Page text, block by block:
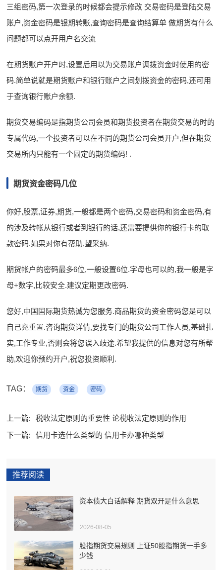
三组密码,第一次登录的时候都会提示修改 交易密码是登陆交易
账户,资金密码是银期转账,查询密码是查询结算单 做期货有什么
问题都可以点开用户名交流
在期货账户开户时,设置后用以为交易账户调拨资金时使用的密
码.简单说就是期货账户和银行账户之间划拨资金的密码,还可用
于查询银行账户余额.
期货交易编码是指期货公司会员和期货投资者在期货交易的时的
专属代码,一个投资者可以在不同的期货公司会员开户,但在期货
交易所内只能有一个固定的期货编码! .
期货资金密码几位
你好,股票,证券,期货,一般都是两个密码,交易密码和资金密码,有
的涉及转帐从银行或者到银行的话,还需要提供你的银行卡的取
款密码.如果对你有帮助,望采纳.
期货帐户的密码最多6位,一般设置6位.字母也可以的,我一般是字
母+数字,比较安全.建议定期更改密码.
您好,中国国际期货热诚为您服务.商品期货的资金密码您是可以
自己充重置.咨询期货详情,要找专门的期货公司工作人员,基础扎
实,工作专业,否则会将您误入歧途.希望我提供的信息对您有所帮
助,欢迎你预约开户,祝您投资顺利.
TAG： 期货 资金 密码
上一篇:
税收法定原则的重要性 论税收法定原则的作用
下一篇:
信用卡选什么类型的 信用卡办哪种类型
推荐阅读
资本债大白话解释 期货双开是什么意思
2026-08-05
股指期货交易规则 上证50股指期货一手多
少钱